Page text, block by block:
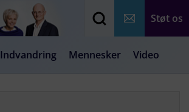
Støt os
Indvandring Mennesker Video